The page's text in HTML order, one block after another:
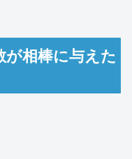
が相棒に与えた